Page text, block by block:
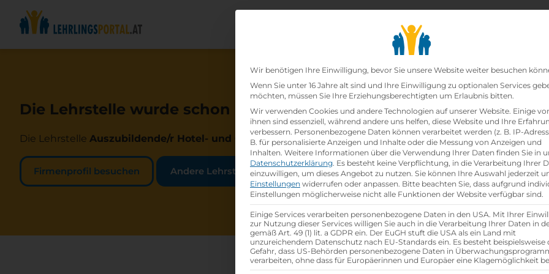
Lehrbetriebesearch
Die Lehrstelle wurde schon besetzt!
Die Lehrstelle Auszubildende/r Hotel- und Gastgewerbeassistent/inbeiDer Kirchheimerhofist schon
Firmenprofil besuchen Andere Lehrstelle suchen
Datenschutz-
Wir benötigen Ihre Einwilligung, bevor Sie unsere Website weiter besuchen
Wenn Sie unter 16 Jahre alt sind und Ihre Einwilligung zu optionalen Services
möchten, müssen Sie Ihre Erziehungsberechtigten um Erlaubnis bitten.
Wir verwenden Cookies und andere Technologien auf unserer Website. Einige
ihnen sind essenziell, während andere uns helfen, diese Website und Ihre
verbessern. Personenbezogene Daten können verarbeitet werden (z. B. IP-
B. für personalisierte Anzeigen und Inhalte oder die Messung von Anzeigen und
Inhalten. Weitere Informationen über die Verwendung Ihrer Daten finden Sie in
Datenschutzerklärung. Es besteht keine Verpflichtung, in die Verarbeitung Ihrer
einzuwilligen, um dieses Angebot zu nutzen. Sie können Ihre Auswahl jederzeit
Einstellungen widerrufen oder anpassen. Bitte beachten Sie, dass aufgrund
Einstellungen möglicherweise nicht alle Funktionen der Website verfügbar sind.
Einige Services verarbeiten personenbezogene Daten in den USA. Mit Ihrer
zur Nutzung dieser Services willigen Sie auch in die Verarbeitung Ihrer Daten in
gemäß Art. 49 (1) lit. a GDPR ein. Der EuGH stuft die USA als ein Land mit
unzureichendem Datenschutz nach EU-Standards ein. Es besteht beispielsweise
Gefahr, dass US-Behörden personenbezogene Daten in
verarbeiten, ohne dass für Europäerinnen und Europäer eine Klagemöglichkeit